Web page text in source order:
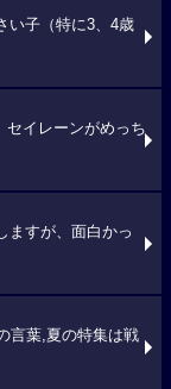
い子（特に3、4歳
イレーンがめっち
ますが、面白かっ
言葉,夏の特集は戦